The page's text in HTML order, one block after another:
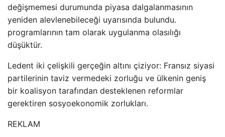
değişmemesi durumunda piyasa dalgalanmasının
yeniden alevlenebileceği uyarısında bulundu.
programlarının tam olarak uygulanma olasılığı
düşüktür.
Ledent iki çelişkili gerçeğin altını çiziyor: Fransız siyasi
partilerinin taviz vermedeki zorluğu ve ülkenin geniş
bir koalisyon tarafından desteklenen reformlar
gerektiren sosyoekonomik zorlukları.
REKLAM